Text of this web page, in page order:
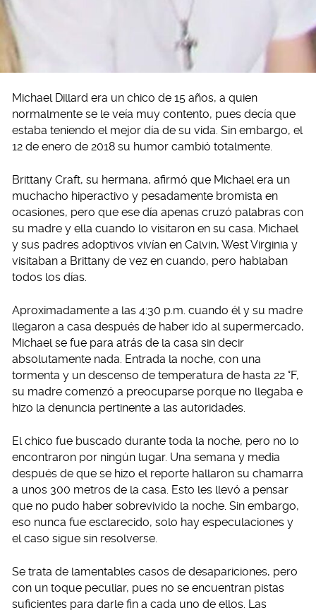
Michael Dillard era un chico de 15 años, a quien
normalmente se le veía muy contento, pues decía que
estaba teniendo el mejor día de su vida. Sin embargo, el
12 de enero de 2018 su humor cambió totalmente.
Brittany Craft, su hermana, afirmó que Michael era un
muchacho hiperactivo y pesadamente bromista en
ocasiones, pero que ese día apenas cruzó palabras con
su madre y ella cuando lo visitaron en su casa. Michael
y sus padres adoptivos vivían en Calvin, West Virginia y
visitaban a Brittany de vez en cuando, pero hablaban
todos los días.
Aproximadamente a las 4:30 p.m. cuando él y su madre
llegaron a casa después de haber ido al supermercado,
Michael se fue para atrás de la casa sin decir
absolutamente nada. Entrada la noche, con una
tormenta y un descenso de temperatura de hasta 22 °F,
su madre comenzó a preocuparse porque no llegaba e
hizo la denuncia pertinente a las autoridades.
El chico fue buscado durante toda la noche, pero no lo
encontraron por ningún lugar. Una semana y media
después de que se hizo el reporte hallaron su chamarra
a unos 300 metros de la casa. Esto les llevó a pensar
que no pudo haber sobrevivido la noche. Sin embargo,
eso nunca fue esclarecido, solo hay especulaciones y
el caso sigue sin resolverse.
Se trata de lamentables casos de desapariciones, pero
con un toque peculiar, pues no se encuentran pistas
suficientes para darle fin a cada uno de ellos. Las